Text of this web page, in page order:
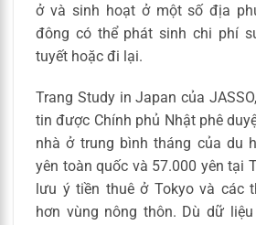
ở và sinh hoạt ở một số địa
đông có thể phát sinh chi phí
tuyết hoặc đi lại.
Trang Study in Japan của
tin được Chính phủ Nhật phê
nhà ở trung bình tháng của du
yên toàn quốc và 57.000 yên tại
lưu ý tiền thuê ở Tokyo và các
hơn vùng nông thôn. Dù dữ